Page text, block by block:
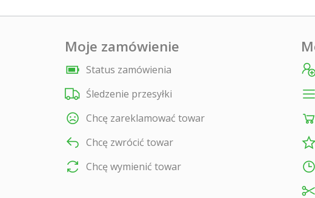
Moje zamówienie
Status zamówienia
Śledzenie przesyłki
Chcę zareklamować towar
Chcę zwrócić towar
Chcę wymienić towar